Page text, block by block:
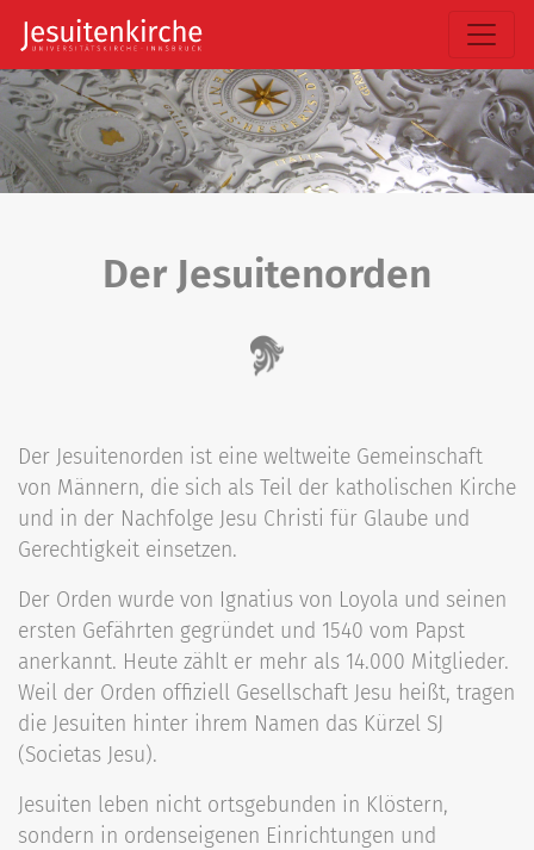
Der Jesuitenorden
Der Jesuitenorden ist eine weltweite Gemeinschaft
von Männern, die sich als Teil der katholischen Kirche
und in der Nachfolge Jesu Christi für Glaube und
Gerechtigkeit einsetzen.
Der Orden wurde von Ignatius von Loyola und seinen
ersten Gefährten gegründet und 1540 vom Papst
anerkannt. Heute zählt er mehr als 14.000 Mitglieder.
Weil der Orden offiziell Gesellschaft Jesu heißt, tragen
die Jesuiten hinter ihrem Namen das Kürzel SJ
(Societas Jesu).
Jesuiten leben nicht ortsgebunden in Klöstern,
sondern in ordenseigenen Einrichtungen und